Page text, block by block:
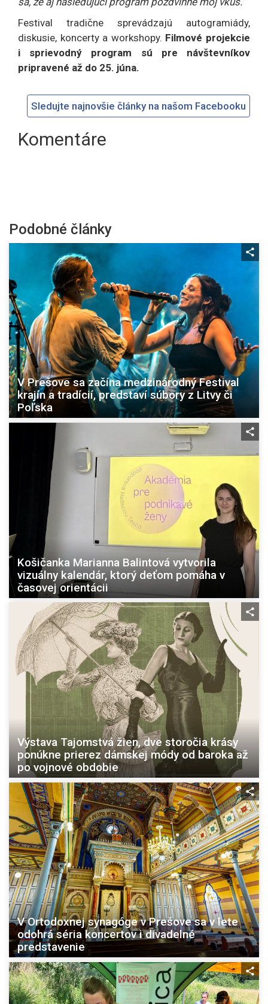
Festival tradične sprevádzajú autogramiády,
diskusie, koncerty a workshopy. Filmové projekcie
i sprievodný program sú pre návštevníkov
pripravené až do 25. júna.
Sledujte najnovšie články na našom Facebooku
Komentáre
Podobné články
V Prešove sa začína medzinárodný Festival
krajín a tradícií, predstaví súbory z Litvy či
Poľska
Košičanka Marianna Balintová vytvorila
vizuálny kalendár, ktorý deťom pomáha v
časovej orientácii
Výstava Tajomstvá žien, dve storočia krásy
ponúkne prierez dámskej módy od baroka až
po vojnové obdobie
V Ortodoxnej synagóge v Prešove sa v lete
odohrá séria koncertov i divadelné
predstavenie